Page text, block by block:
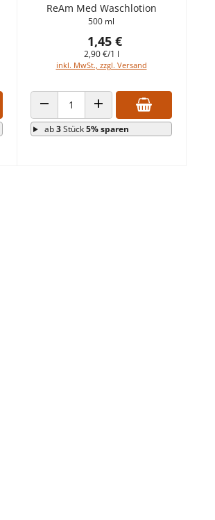
ReAm Med Waschlotion
500 ml
1,45 €
2,90 €/1 l
inkl. MwSt., zzgl. Versand
ANZAHL VERRINGERNANZAHL ERHÖHEN
ab3Stück5% sparen